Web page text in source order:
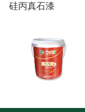
硅丙真石漆